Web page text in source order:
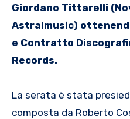
Giordano Tittarelli
Astralmusic)
e Contratto
Records.
La serata è stata
composta da Roberto